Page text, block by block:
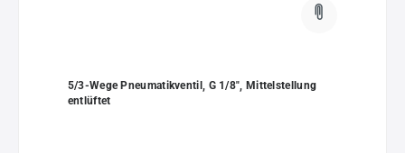
5/3-Wege Pneumatikventil, G 1/8", Mittelstellung
entlüftet